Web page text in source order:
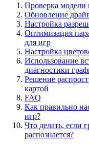
Проверка модели
Обновление
Настройка
Оптимизация
для игр
Настройка
Использование
диагностики
Решение
картой
FAQ
Как правильно
игр?
Что делать, если
распознается?